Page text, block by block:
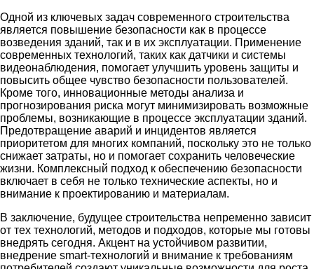
Одной из ключевых задач современного строительства
является повышение безопасности как в процессе
возведения зданий, так и в их эксплуатации. Применение
современных технологий, таких как датчики и системы
видеонаблюдения, помогает улучшить уровень защиты и
повысить общее чувство безопасности пользователей.
Кроме того, инновационные методы анализа и
прогнозирования риска могут минимизировать возможные
проблемы, возникающие в процессе эксплуатации зданий.
Предотвращение аварий и инцидентов является
приоритетом для многих компаний, поскольку это не только
снижает затраты, но и помогает сохранить человеческие
жизни. Комплексный подход к обеспечению безопасности
включает в себя не только технические аспекты, но и
внимание к проектированию и материалам.
В заключение, будущее строительства непременно зависит
от тех технологий, методов и подходов, которые мы готовы
внедрять сегодня. Акцент на устойчивом развитии,
внедрение smart-технологий и внимание к требованиям